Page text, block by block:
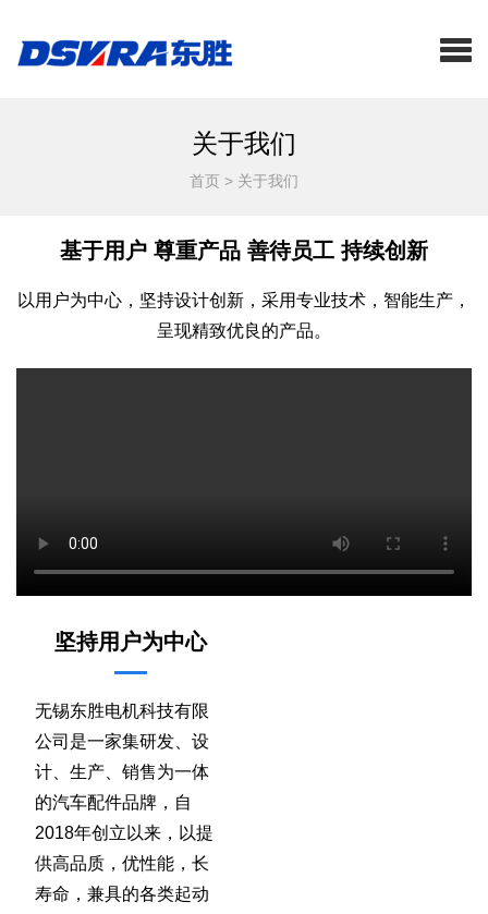
关于我们
首页 > 关于我们
基于用户 尊重产品 善待员工 持续创新
以用户为中心，坚持设计创新，采用专业技术，智能生产，
呈现精致优良的产品。
坚持用户为中心
无锡东胜电机科技有限
公司是一家集研发、设
计、生产、销售为一体
的汽车配件品牌，自
2018年创立以来，以提
供高品质，优性能，长
寿命，兼具的各类起动